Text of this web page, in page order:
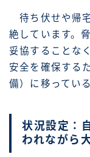
待ち伏せや帰
絶しています。
妥協することな
安全を確保する
備）に移ってい
状況設定：
われながら